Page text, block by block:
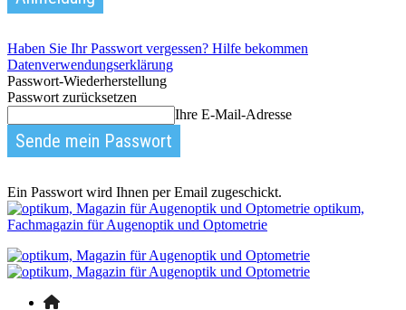
Haben Sie Ihr Passwort vergessen? Hilfe bekommen
Datenverwendungserklärung
Passwort-Wiederherstellung
Passwort zurücksetzen
Ihre E-Mail-Adresse
Ein Passwort wird Ihnen per Email zugeschickt.
optikum,
Fachmagazin für Augenoptik und Optometrie